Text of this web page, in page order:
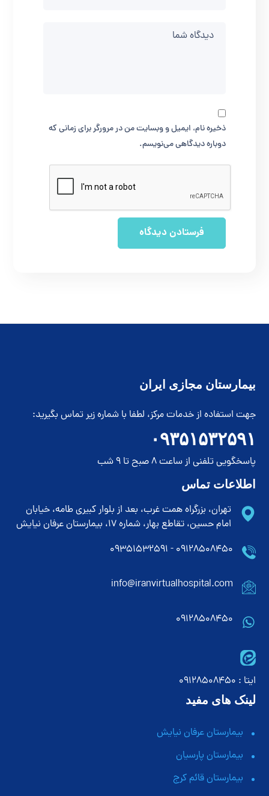
ذخیره نام، ایمیل و وبسایت من در مرورگر برای زمانی که
دوباره دیدگاهی می‌نویسم.
بیمارستان مجازی ایران
جهت استفاده از خدمات مرکز، لطفا با شماره زیر تماس بگیرید:
۰۹۳۵۱۵۳۲۵۹۱
پاسخگویی تلفنی از ساعت 8 صبح تا 9 شب
اطلاعات تماس
تهران، بزرگراه همت غرب، بعد از بلوار کبیری طامه، خیابان
امام حسین، تقاطع بهار، شماره 17، بیمارستان عرفان نیایش
۰۹۱۲۸۵۰۸۴۵۰ - ۰۹۳۵۱۵۳۲۵۹۱
info@iranvirtualhospital.com
09128508450
ایتا : 09128508450
لینک های مفید
بیمارستان عرفان نیایش
بیمارستان پارسیان
بیمارستان قائم کرج